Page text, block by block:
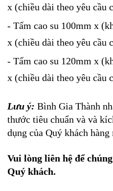
x (chiều dài theo yêu cầu
- Tấm cao su 100mm x
x (chiều dài theo yêu cầu
- Tấm cao su 120mm x
x (chiều dài theo yêu cầu
Lưu ý: Bình Gia Thành
thước tiêu chuẩn và và
dụng của Quý khách
Vui lòng liên hệ để
Quý khách.